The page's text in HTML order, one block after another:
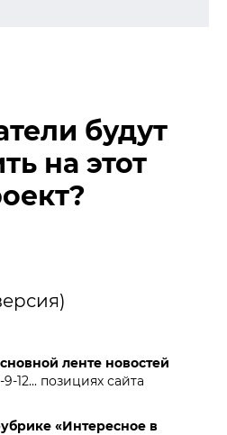
будут
на этот
ленте новостей
12... позициях сайта
«Интересное в